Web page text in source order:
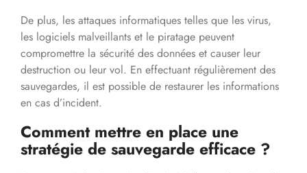
De plus, les attaques informatiques telles que les virus,
les logiciels malveillants et le piratage peuvent
compromettre la sécurité des données et causer leur
destruction ou leur vol. En effectuant régulièrement des
sauvegardes, il est possible de restaurer les informations
en cas d’incident.
Comment mettre en place une
stratégie de sauvegarde efficace ?